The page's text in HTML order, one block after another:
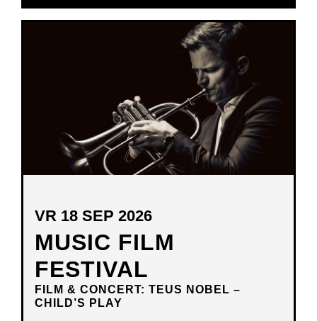
IN
NIEUW
VENSTER
MUSIC FILM
FESTIVAL
FILM & CONCERT: TEUS NOBEL –
CHILD’S PLAY
VR 18 SEP 2026